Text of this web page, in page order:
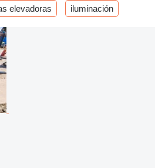
elevadoras iluminación